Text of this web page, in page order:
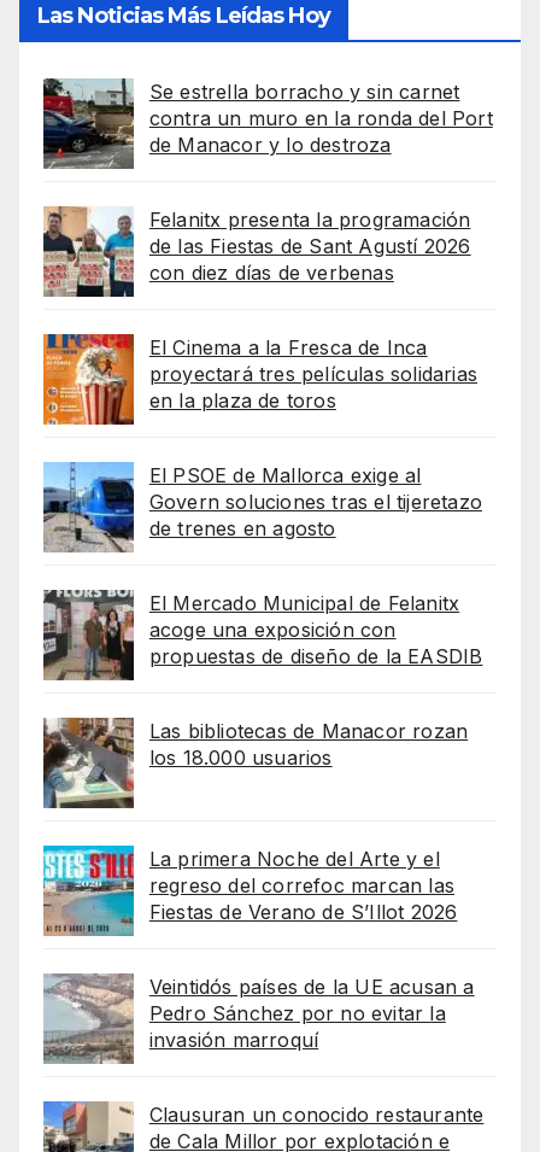
Las Noticias Más Leídas Hoy
Se estrella borracho y sin carnet
contra un muro en la ronda del Port
de Manacor y lo destroza
Felanitx presenta la programación
de las Fiestas de Sant Agustí 2026
con diez días de verbenas
El Cinema a la Fresca de Inca
proyectará tres películas solidarias
en la plaza de toros
El PSOE de Mallorca exige al
Govern soluciones tras el tijeretazo
de trenes en agosto
El Mercado Municipal de Felanitx
acoge una exposición con
propuestas de diseño de la EASDIB
Las bibliotecas de Manacor rozan
los 18.000 usuarios
La primera Noche del Arte y el
regreso del correfoc marcan las
Fiestas de Verano de S’Illot 2026
Veintidós países de la UE acusan a
Pedro Sánchez por no evitar la
invasión marroquí
Clausuran un conocido restaurante
de Cala Millor por explotación e